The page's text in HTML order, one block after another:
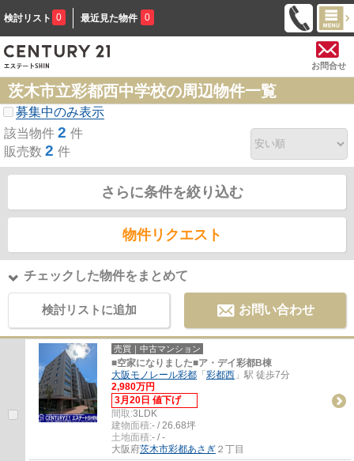
検討リスト 0 最近見た物件 0
お問合せ
茨木市立彩都西中学校の周辺物件一覧
募集中のみ表示
該当物件 2 件
販売数 2 件
さらに条件を絞り込む
物件リクエスト
チェックした物件をまとめて
検討リストに追加 お問い合わせ
売買｜中古マンション
■空家になりました■ア・デイ彩都B棟
大阪モノレール彩都 「 彩都西 」駅 徒歩7分
2,980万円
3月20日 値下げ
間取:3LDK
建物面積:- / 26.68坪
土地面積:- / -
大阪府茨木市彩都あさぎ ２丁目